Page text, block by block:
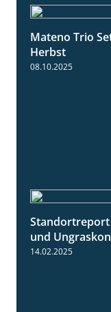
Mateno Trio
Herbst
08.10.2025
Standortreport
und
14.02.2025